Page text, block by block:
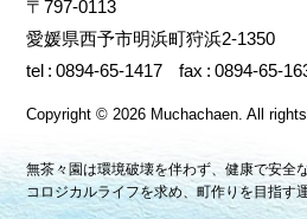
〒797-0113
愛媛県西予市明浜町狩浜2-1350
tel
0894-65-1417 fax 0894-65-
Copyright© 2026 Muchachaen.All
無茶々園は環境破壊を伴わず、健康で安全
コロジカルライフを求め、町作りを目指す